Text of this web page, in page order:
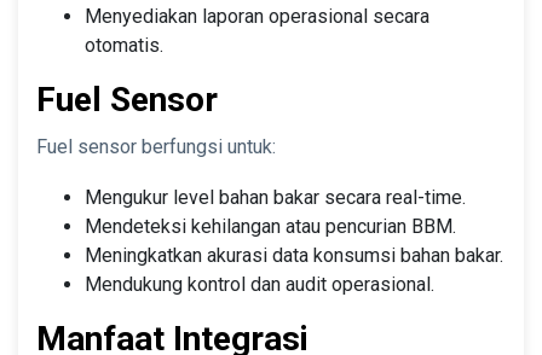
Menyediakan laporan operasional secara
otomatis.
Fuel Sensor
Fuel sensor berfungsi untuk:
Mengukur level bahan bakar secara real-time.
Mendeteksi kehilangan atau pencurian BBM.
Meningkatkan akurasi data konsumsi bahan bakar.
Mendukung kontrol dan audit operasional.
Manfaat Integrasi